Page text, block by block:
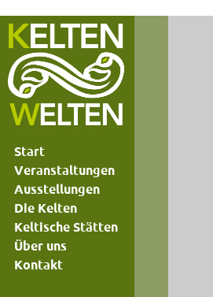
Start
Veranstaltungen
Ausstellungen
Die Kelten
Keltische Stätten
Über uns
Kontakt